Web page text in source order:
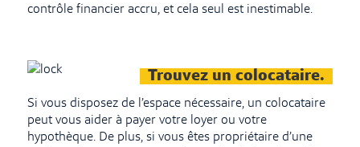
contrôle financier accru, et cela seul est inestimable.
Trouvez un colocataire.
Si vous disposez de l’espace nécessaire, un colocataire
peut vous aider à payer votre loyer ou votre
hypothèque. De plus, si vous êtes propriétaire d’une